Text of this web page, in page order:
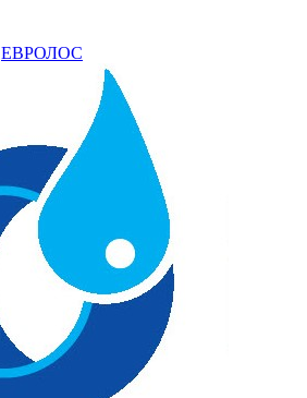
ЕВРОЛОС